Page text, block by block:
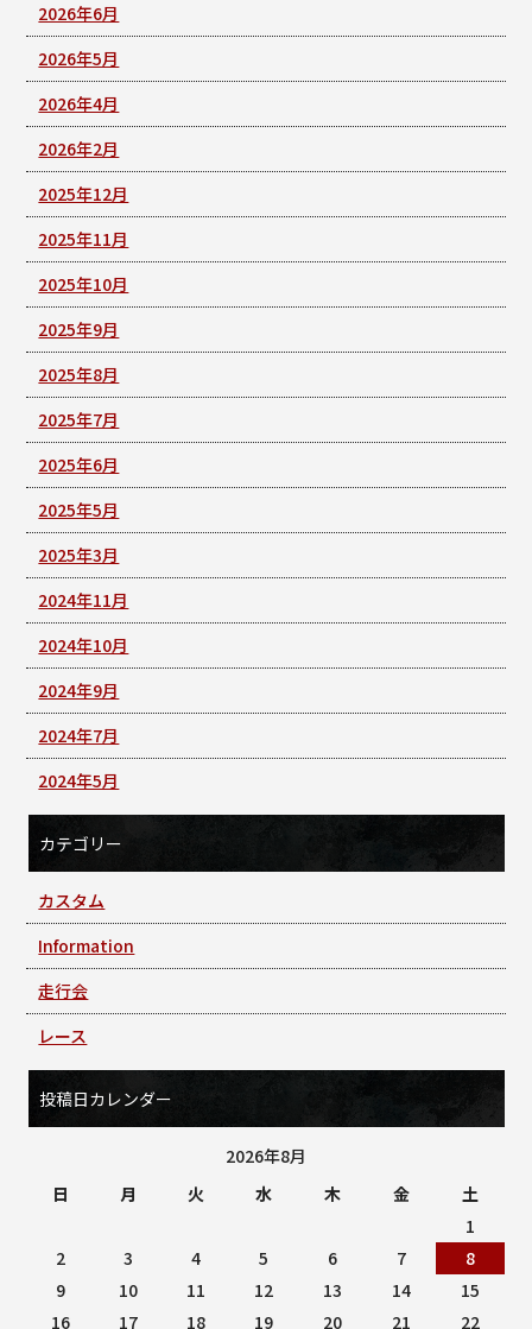
2026年6月
2026年5月
2026年4月
2026年2月
2025年12月
2025年11月
2025年10月
2025年9月
2025年8月
2025年7月
2025年6月
2025年5月
2025年3月
2024年11月
2024年10月
2024年9月
2024年7月
2024年5月
カテゴリー
カスタム
Information
走行会
レース
投稿日カレンダー
2026年8月
日
月 火 水 木 金
土
1
2
3 4 5 6 7
8
9
10 11 12 13 14
15
16
17 18 19 20 21 22